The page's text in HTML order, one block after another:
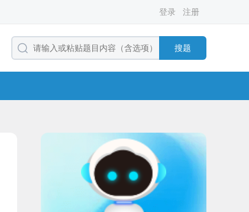
登录 注册
搜题